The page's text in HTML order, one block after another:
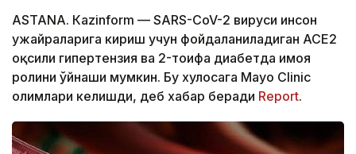
ASTANА. Кazinform — SARS-CoV-2 вируси инсон
ҳужайраларига кириш учун фойдаланиладиган ACE2
оқсили гипертензия ва 2-тоифа диабетда ҳимоя
ролини ўйнаши мумкин. Бу хулосага Mayo Clinic
олимлари келишди, деб хабар беради Report.